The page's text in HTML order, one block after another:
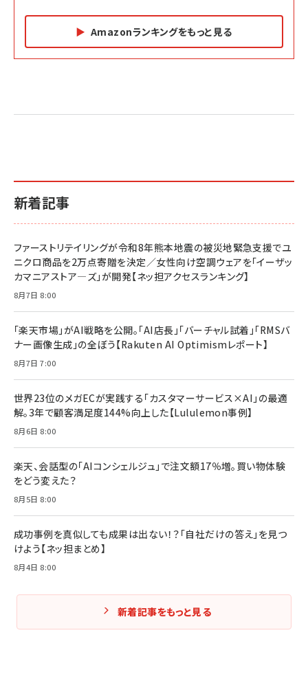
Amazonランキングをもっと見る
2億円を売り上げたプロが教える note×AI 最強の
小さな会社は戦略が9割
￥1,815
マーケティングの真実 P&G・グリコで学んだ失敗
￥2,200
anan(アンアン)2026/07/01号 No.2501[魅せる
anan(アンアン)2026/06/24号 No.2500増刊
anan(アンアン)2026/07/08号 No.2502[2026
年後半、あなたの恋と運命／山田涼介]
￥880
ママ投資家が育休中に１億貯めた株式投資
￥1,870
￥1,980
ベインキャピタル 企業価値向上力の秘密
ルな本質」
￥2,750
フィードバック経営 「沈黙の組織」から「高め合う
Amazonランキングをもっと見る
新着記事
ファーストリテイリングが令和8年熊本地震の被災地緊急支援でユ
ニクロ商品を2万点寄贈を決定／女性向け空調ウェアを「イーザッ
カマニアストア―ズ」が開発【ネッ担アクセスランキング】
8月7日 8:00
「楽天市場」がAI戦略を公開。「AI店長」「バーチャル試着」「RMSバ
ナー画像生成」の全ぼう【Rakuten AI Optimismレポート】
8月7日 7:00
世界23位のメガECが実践する「カスタマーサービス×AI」の最適
解。3年で顧客満足度144%向上した【Lululemon事例】
8月6日 8:00
楽天、会話型の「AIコンシェルジュ」で注文額17％増。買い物体験
をどう変えた？
8月5日 8:00
成功事例を真似しても成果は出ない！？「自社だけの答え」を見つ
けよう【ネッ担まとめ】
8月4日 8:00
新着記事をもっと見る